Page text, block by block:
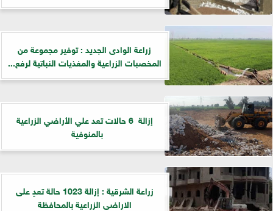
زراعة الوادى الجديد : توفير مجموعة من
المخصبات الزراعية والمغذيات النباتية لرفع...
إزالة 6 حالات تعد علي الأراضي الزراعية
بالمنوفية
زراعة الشرقية : إزالة 1023 حالة تعدٍ على
الاراضى الزراعية بالمحافظة